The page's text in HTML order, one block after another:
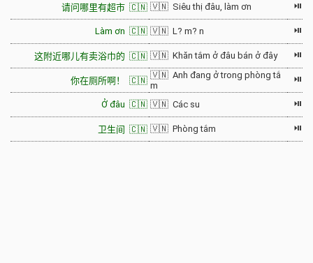
请问哪里有超市 🇨🇳 🇻🇳 Siêu thị đâu, làm ơn ⏯
Làm ơn 🇨🇳 🇻🇳 L? m? n ⏯
这附近哪儿有卖浴巾的 🇨🇳 🇻🇳 Khăn tắm ở đâu bán ở đây ⏯
你在厕所啊！ 🇨🇳
🇻🇳 Anh đang ở trong phòng tắ
m
⏯
Ở đâu 🇨🇳 🇻🇳 Các su ⏯
卫生间 🇨🇳 🇻🇳 Phòng tắm ⏯